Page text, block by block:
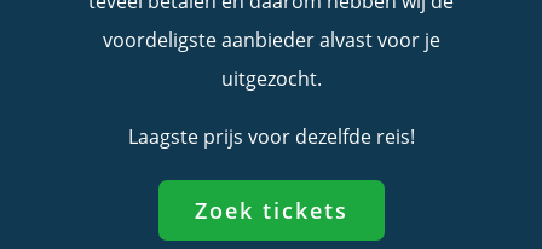
voordeligste aanbieder alvast voor je
uitgezocht.
Laagste prijs voor dezelfde reis!
Zoek tickets